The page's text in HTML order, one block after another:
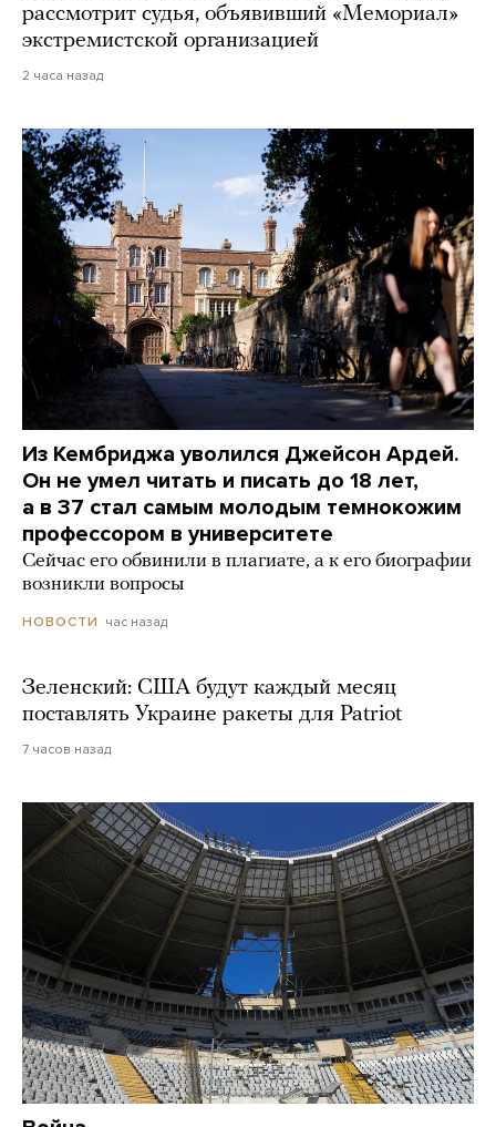
рассмотрит судья, объявивший «Мемориал»
экстремистской организацией
2 часа назад
Из Кембриджа уволился Джейсон Ардей.
Он не умел читать и писать до 18 лет,
а в 37 стал самым молодым темнокожим
профессором в университете
Сейчас его обвинили в плагиате, а к его биографии
возникли вопросы
НОВОСТИ час назад
Зеленский: США будут каждый месяц
поставлять Украине ракеты для Patriot
7 часов назад